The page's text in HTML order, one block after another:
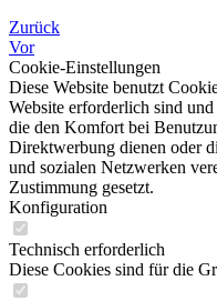
Zurück
Vor
Cookie-Einstellungen
Diese Website benutzt
Website erforderlich sind
die den Komfort bei
Direktwerbung dienen oder
und sozialen Netzwerken
Zustimmung gesetzt.
Konfiguration
Technisch erforderlich
Diese Cookies sind für die